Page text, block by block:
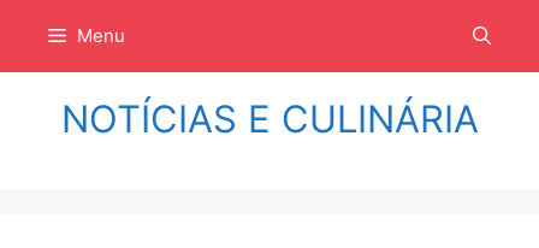
isi
Menu
NOTÍCIAS E CULINÁRIA